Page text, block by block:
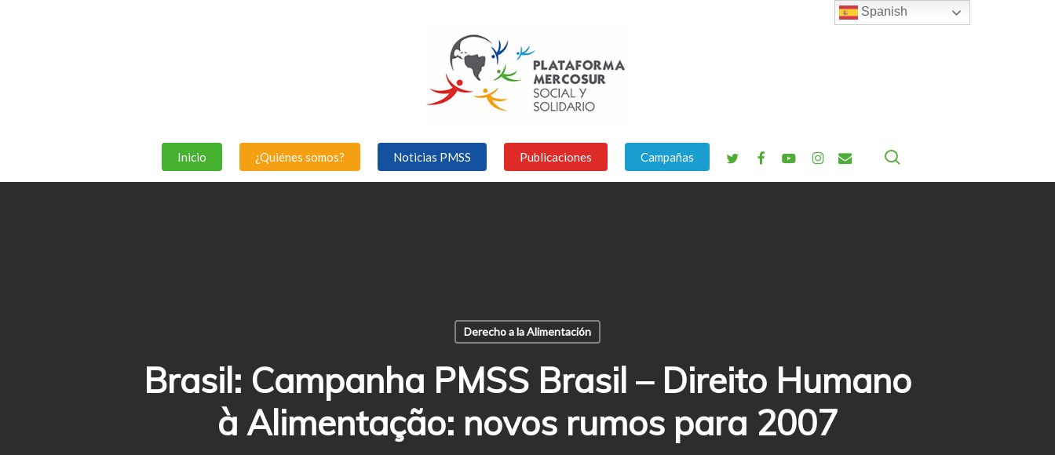
Inicio ¿Quiénes somos? Noticias PMSS Publicaciones Campañas twitter facebookyoutubeinstagram
email
Derecho a la Alimentación
Brasil: Campanha PMSS Brasil – Direito Humano
à Alimentação: novos rumos para 2007
Spanish